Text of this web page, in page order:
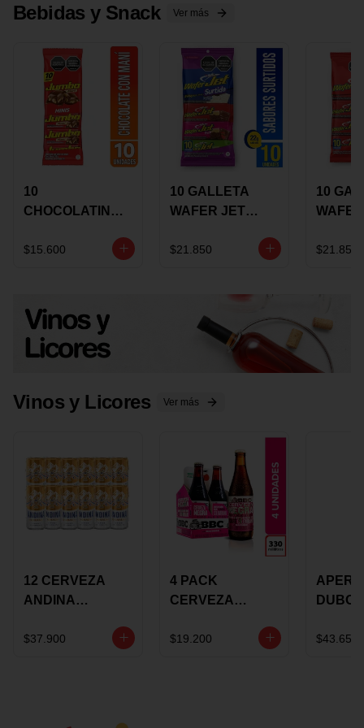
Bebidas y Snack Ver más
10
CHOCOLATINA
17 GRS
$15.600
10 GALLETA
WAFER JET
GRS
$21.850
10
GRS
$21.850
Vinos y Licores Ver más
12 CERVEZA
ANDINA
LATON
$37.900
4 PACK
CERVEZA
ROSE BBC
$19.200
VINO
$43.650